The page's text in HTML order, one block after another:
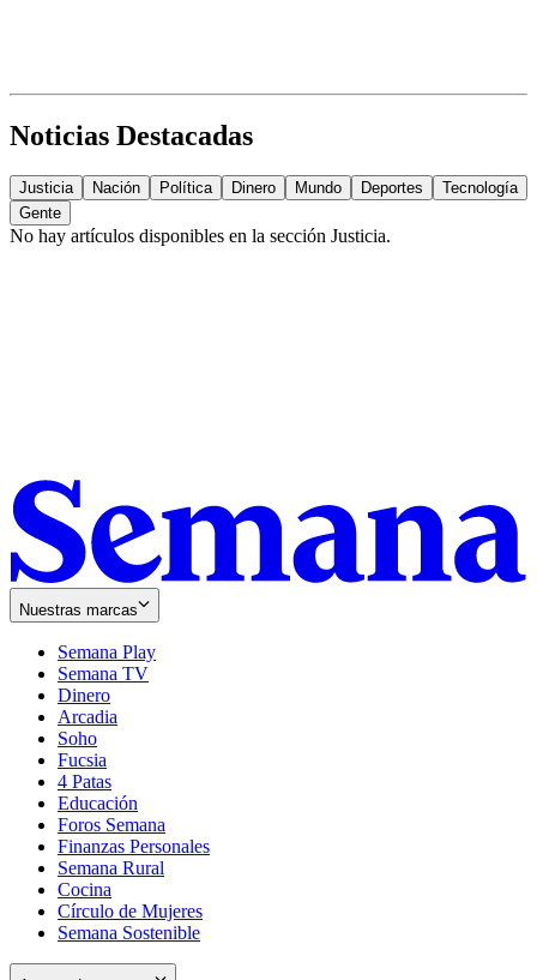
Noticias Destacadas
Justicia Nación Política Dinero Mundo Deportes
Tecnología
Gente
No hay artículos disponibles en la sección Justicia.
Nuestras marcas
Semana Play
Semana TV
Dinero
Arcadia
Soho
in
new
window
Fucsia
in
new
window
4 Patas
Educación
Foros Semana
Finanzas Personales
Semana Rural
Cocina
Círculo de Mujeres
Semana Sostenible